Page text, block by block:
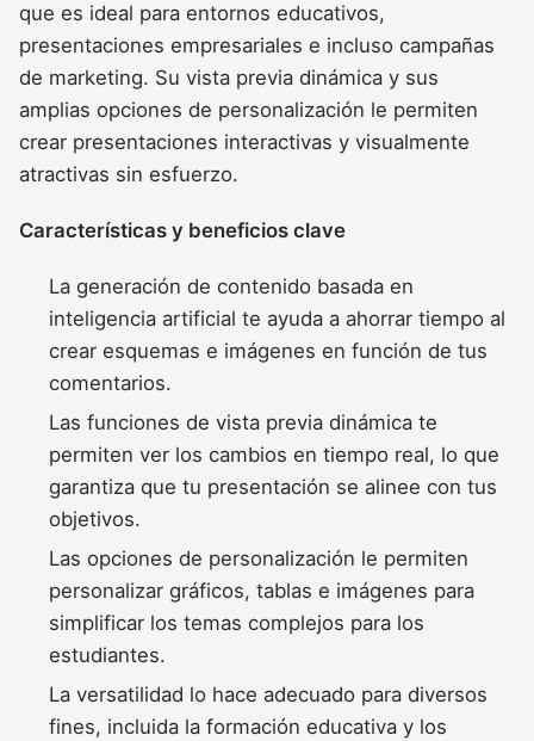
que es ideal para entornos educativos,
presentaciones empresariales e incluso campañas
de marketing. Su vista previa dinámica y sus
amplias opciones de personalización le permiten
crear presentaciones interactivas y visualmente
atractivas sin esfuerzo.
Características y beneficios clave
La generación de contenido basada en
inteligencia artificial te ayuda a ahorrar tiempo al
crear esquemas e imágenes en función de tus
comentarios.
Las funciones de vista previa dinámica te
permiten ver los cambios en tiempo real, lo que
garantiza que tu presentación se alinee con tus
objetivos.
Las opciones de personalización le permiten
personalizar gráficos, tablas e imágenes para
simplificar los temas complejos para los
estudiantes.
La versatilidad lo hace adecuado para diversos
fines, incluida la formación educativa y los